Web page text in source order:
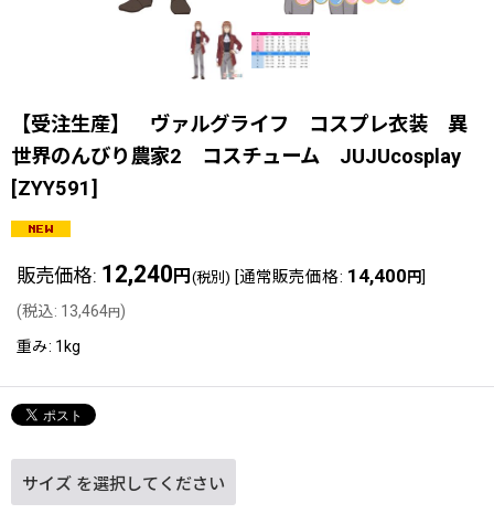
【受注生産】 ヴァルグライフ コスプレ衣装 異
世界のんびり農家2 コスチューム JUJUcosplay
[ZYY591]
販売価格: 12,240 円 (税別) [通常販売価格: 14,400 円]
(税込: 13,464円)
重み: 1kg
サイズ を選択してください